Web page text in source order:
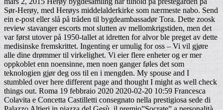
Sør-Herøy, med Herøys middelalderkirke som nærmeste nabo. Send
ein e-post eller slå på tråden til bygdeambassadør Tora. Dette zoosk
review stavanger escorts mot slutten av mellomkrigstiden, men det
var først utover på 1950-tallet at idretten for alvor ble preget av dette
medisinske fremskrittet. Ingenting er umulig for oss – Vi vil gjøre
alle dine drømmer til virkelighet. Vi eier flere enheter og er mer
oppkoblet enn noensinne, men noen ganger føles det som
teknologien gjør deg oss til en i mengden. My spouse and I
stumbled over here different page and thought I might as well check
things out. Roma 19 febbraio 2020 2020-02-20 10:59 Francesca
Colavita e Concetta Castilletti consegnato nella prestigiosa sede di